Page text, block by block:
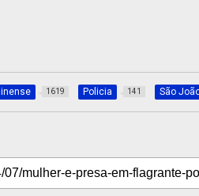
1619 Policia 141 São